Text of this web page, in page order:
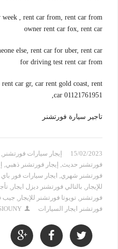
, rent car from, rent car from
owner rent car fox, rent car
else, rent car for uber, rent car
for driving test rent car from
car gr, car rent gold coast, rent
car 01121761951,
تاجير سيارة فورتشنر
15/02/2023 إيجار سيارات فورتشنر ,
فورتشنر حديث, إيجار فورتشنر ذهبي,
فورتشنر شهري, ايجار سيارات فور باي
للإيجار , بالتالي فورتشنر ديزل ايجار ,
فورتشنر , تويوتا فورتشنر للإيجار , جيب
فورتشنر ايجار السيارات